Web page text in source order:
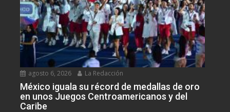
agosto 6, 2026 La Redacción
México iguala su récord de medallas de oro
en unos Juegos Centroamericanos y del
Caribe